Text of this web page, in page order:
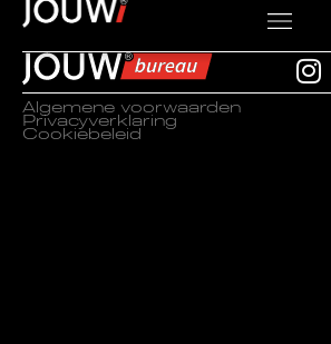
Algemene voorwaarden
Privacyverklaring
Cookiebeleid